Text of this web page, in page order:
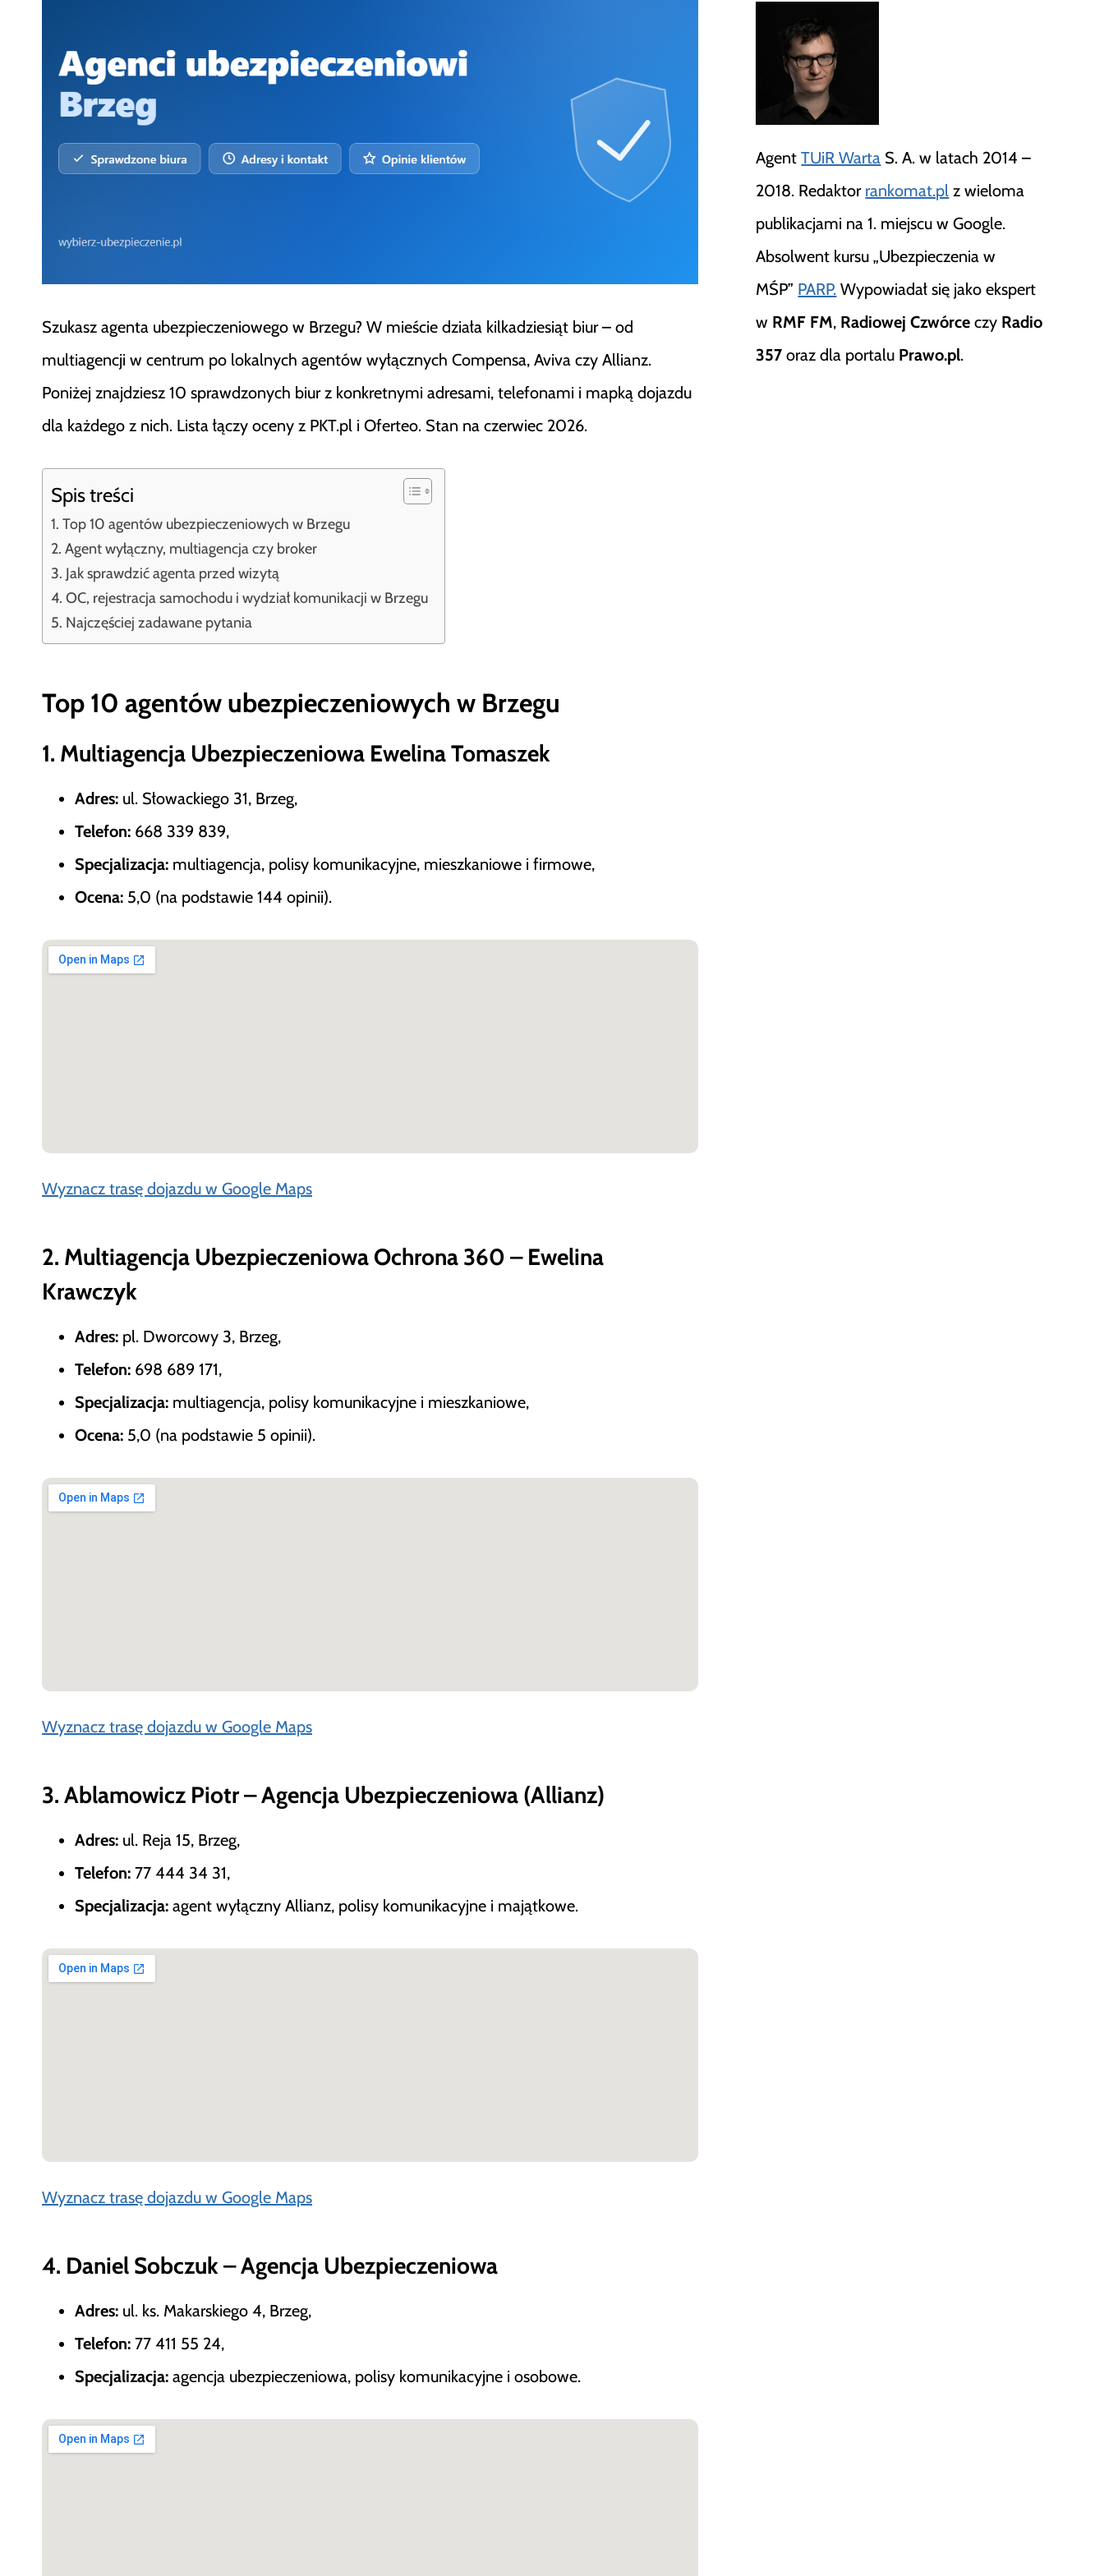
Szukasz agenta ubezpieczeniowego w Brzegu? W mieście działa kilkadziesiąt biur – od
multiagencji w centrum po lokalnych agentów wyłącznych Compensa, Aviva czy Allianz.
Poniżej znajdziesz 10 sprawdzonych biur z konkretnymi adresami, telefonami i mapką dojazdu
dla każdego z nich. Lista łączy oceny z PKT.pl i Oferteo. Stan na czerwiec 2026.
Spis treści
Top 10 agentów ubezpieczeniowych w Brzegu
Agent wyłączny, multiagencja czy broker
Jak sprawdzić agenta przed wizytą
OC, rejestracja samochodu i wydział komunikacji w Brzegu
Najczęściej zadawane pytania
Top 10 agentów ubezpieczeniowych w Brzegu
1. Multiagencja Ubezpieczeniowa Ewelina Tomaszek
Adres: ul. Słowackiego 31, Brzeg,
Telefon: 668 339 839,
Specjalizacja: multiagencja, polisy komunikacyjne, mieszkaniowe i firmowe,
Ocena: 5,0 (na podstawie 144 opinii).
Wyznacz trasę dojazdu w Google Maps
2. Multiagencja Ubezpieczeniowa Ochrona 360 – Ewelina
Krawczyk
Adres: pl. Dworcowy 3, Brzeg,
Telefon: 698 689 171,
Specjalizacja: multiagencja, polisy komunikacyjne i mieszkaniowe,
Ocena: 5,0 (na podstawie 5 opinii).
Wyznacz trasę dojazdu w Google Maps
3. Ablamowicz Piotr – Agencja Ubezpieczeniowa (Allianz)
Adres: ul. Reja 15, Brzeg,
Telefon: 77 444 34 31,
Specjalizacja: agent wyłączny Allianz, polisy komunikacyjne i majątkowe.
Wyznacz trasę dojazdu w Google Maps
4. Daniel Sobczuk – Agencja Ubezpieczeniowa
Adres: ul. ks. Makarskiego 4, Brzeg,
Telefon: 77 411 55 24,
Specjalizacja: agencja ubezpieczeniowa, polisy komunikacyjne i osobowe.
AgentTUiR Warta S. A. w latach 2014 –
2018. Redaktor rankomat.pl z wieloma
publikacjami na 1. miejscu w Google.
Absolwent kursu „Ubezpieczenia w
MŚP” PARP. Wypowiadał się jako ekspert
w RMF FM, Radiowej Czwórce czy Radio
357 oraz dla portalu Prawo.pl.